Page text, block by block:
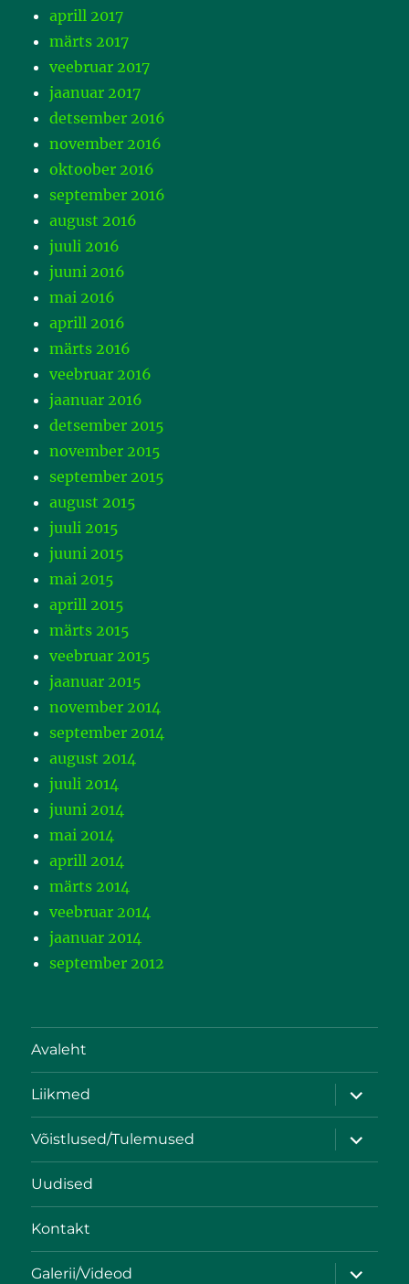
aprill 2017
märts 2017
veebruar 2017
jaanuar 2017
detsember 2016
november 2016
oktoober 2016
september 2016
august 2016
juuli 2016
juuni 2016
mai 2016
aprill 2016
märts 2016
veebruar 2016
jaanuar 2016
detsember 2015
november 2015
september 2015
august 2015
juuli 2015
juuni 2015
mai 2015
aprill 2015
märts 2015
veebruar 2015
jaanuar 2015
november 2014
september 2014
august 2014
juuli 2014
juuni 2014
mai 2014
aprill 2014
märts 2014
veebruar 2014
jaanuar 2014
september 2012
Avaleht
Liikmed
Võistlused/Tulemused
Uudised
Kontakt
Galerii/Videod